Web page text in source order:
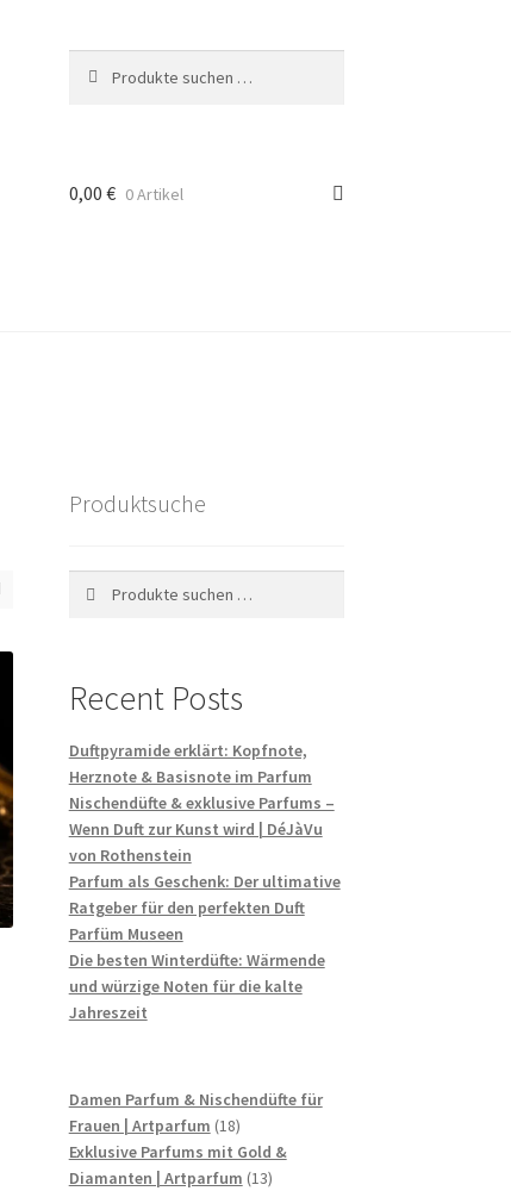
nach:
0,00 € 0 Artikel
Produktsuche
Recent Posts
Duftpyramide erklärt: Kopfnote,
Herznote & Basisnote im Parfum
Nischendüfte & exklusive Parfums –
Wenn Duft zur Kunst wird | DéJàVu
von Rothenstein
Parfum als Geschenk: Der ultimative
Ratgeber für den perfekten Duft
Parfüm Museen
Die besten Winterdüfte: Wärmende
und würzige Noten für die kalte
Jahreszeit
Damen Parfum & Nischendüfte für
Frauen | Artparfum 1818
Produkte
Exklusive Parfums mit Gold &
Diamanten | Artparfum 1313